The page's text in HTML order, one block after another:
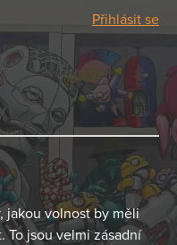
Přihlásit se
jakou volnost by měli
To jsou velmi zásadní